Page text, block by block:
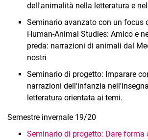
dell'animalità nella letteratura e
Seminario avanzato con un focus
Human-Animal Studies: Amico e
preda: narrazioni di animali dal
nostri
Seminario di progetto: Imparare
narrazioni dell'infanzia
letteratura orientata ai temi.
Semestre invernale 19/20
Seminario di progetto: Dare forma